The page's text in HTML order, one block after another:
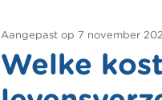
Aangepast op 7 november
Welke